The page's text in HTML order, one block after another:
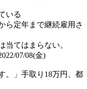
いる
ら定年まで継続雇用さ
当てはまらない。
07/08(金)
。」手取り18万円、都